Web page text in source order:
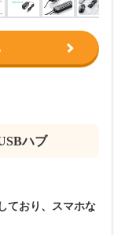
ハブ
ており、スマホな